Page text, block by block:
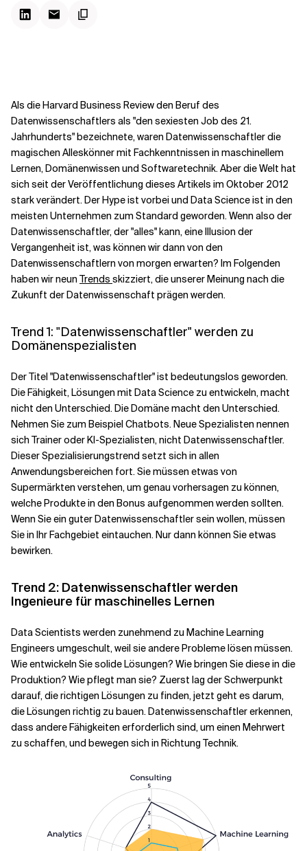
Verwandte Themen
Als die Harvard Business Review den Beruf des
Datenwissenschaftlers als "den sexiesten Job des 21.
Jahrhunderts" bezeichnete, waren Datenwissenschaftler die
magischen Alleskönner mit Fachkenntnissen in maschinellem
Lernen, Domänenwissen und Softwaretechnik. Aber die Welt hat
sich seit der Veröffentlichung dieses Artikels im Oktober 2012
stark verändert. Der Hype ist vorbei und Data Science ist in den
meisten Unternehmen zum Standard geworden. Wenn also der
Datenwissenschaftler, der "alles" kann, eine Illusion der
Vergangenheit ist, was können wir dann von den
Datenwissenschaftlern von morgen erwarten? Im Folgenden
haben wir neun Trends skizziert, die unserer Meinung nach die
Zukunft der Datenwissenschaft prägen werden.
Trend 1: "Datenwissenschaftler" werden zu
Domänenspezialisten
Der Titel "Datenwissenschaftler" ist bedeutungslos geworden.
Die Fähigkeit, Lösungen mit Data Science zu entwickeln, macht
nicht den Unterschied. Die Domäne macht den Unterschied.
Nehmen Sie zum Beispiel Chatbots. Neue Spezialisten nennen
sich Trainer oder KI-Spezialisten, nicht Datenwissenschaftler.
Dieser Spezialisierungstrend setzt sich in allen
Anwendungsbereichen fort. Sie müssen etwas von
Supermärkten verstehen, um genau vorhersagen zu können,
welche Produkte in den Bonus aufgenommen werden sollten.
Wenn Sie ein guter Datenwissenschaftler sein wollen, müssen
Sie in Ihr Fachgebiet eintauchen. Nur dann können Sie etwas
bewirken.
Trend 2: Datenwissenschaftler werden
Ingenieure für maschinelles Lernen
Data Scientists werden zunehmend zu Machine Learning
Engineers umgeschult, weil sie andere Probleme lösen müssen.
Wie entwickeln Sie solide Lösungen? Wie bringen Sie diese in die
Produktion? Wie pflegt man sie? Zuerst lag der Schwerpunkt
darauf, die richtigen Lösungen zu finden, jetzt geht es darum,
die Lösungen richtig zu bauen. Datenwissenschaftler erkennen,
dass andere Fähigkeiten erforderlich sind, um einen Mehrwert
zu schaffen, und bewegen sich in Richtung Technik.